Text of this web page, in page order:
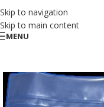
Skip to navigation
Skip to main content
MENU